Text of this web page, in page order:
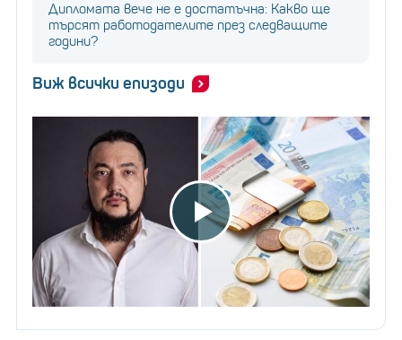
Дипломата вече не е достатъчна: Какво ще
търсят работодателите през следващите
години?
Виж всички епизоди